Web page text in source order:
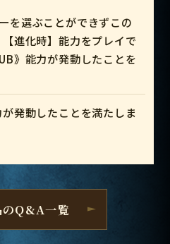
を選ぶことができずこの
進化時】能力をプレイで
》能力が発動したことを
発動したことを満たしま
のQ&A一覧